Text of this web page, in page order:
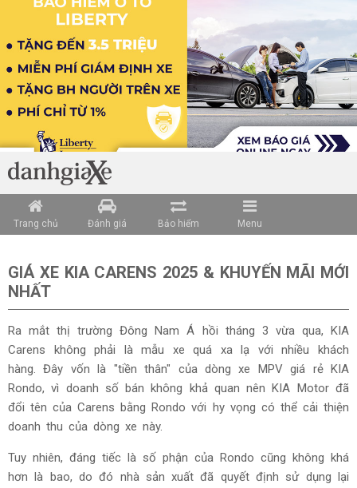
Trang chủ Đánh giá Bảo hiểm Menu
GIÁ XE KIA CARENS 2025 & KHUYẾN MÃI MỚI
NHẤT
Ra mắt thị trường Đông Nam Á hồi tháng 3 vừa qua, KIA
Carens không phải là mẫu xe quá xa lạ với nhiều khách
hàng. Đây vốn là "tiền thân" của dòng xe MPV giá rẻ KIA
Rondo, vì doanh số bán không khả quan nên KIA Motor đã
đổi tên của Carens bằng Rondo với hy vọng có thể cải thiện
doanh thu của dòng xe này.
Tuy nhiên, đáng tiếc là số phận của Rondo cũng không khá
hơn là bao, do đó nhà sản xuất đã quyết định sử dụng lại